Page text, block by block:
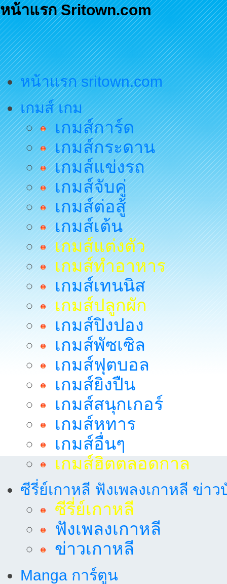
หน้าแรก Sritown.com
หน้าแรก sritown.com
เกมส์ เกม
เกมส์การ์ด
เกมส์กระดาน
เกมส์แข่งรถ
เกมส์จับคู่
เกมส์ต่อสู้
เกมส์เต้น
เกมส์แต่งตัว
เกมส์ทำอาหาร
เกมส์เทนนิส
เกมส์ปลูกผัก
เกมส์ปิงปอง
เกมส์พัซเซิล
เกมส์ฟุตบอล
เกมส์ยิงปืน
เกมส์สนุกเกอร์
เกมส์หทาร
เกมส์อื่นๆ
เกมส์ฮิตตลอดกาล
ซีรี่ย์เกาหลี ฟังเพลงเกาหลี ข่าว
ซีรี่ย์เกาหลี
ฟังเพลงเกาหลี
ข่าวเกาหลี
Manga การ์ตูน